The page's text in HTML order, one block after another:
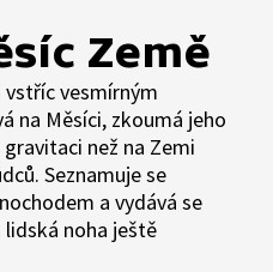
Země
vesmírným
na Měsíci, zkoumá jeho
než na Zemi
Seznamuje se
a vydává se
noha ještě